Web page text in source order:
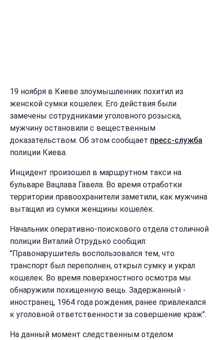
19 ноября в Киеве злоумышленник похитил из
женской сумки кошелек. Его действия были
замечены сотрудниками уголовного розыска,
мужчину остановили с вещественным
доказательством. Об этом сообщает пресс-служба
полиции Киева.
Инцидент произошел в маршрутном такси на
бульваре Вацлава Гавела. Во время отработки
территории правоохранители заметили, как мужчина
вытащил из сумки женщины кошелек.
Начальник оперативно-поискового отдела столичной
полиции Виталий Отрудько сообщил:
"Правонарушитель воспользовался тем, что
транспорт был переполнен, открыл сумку и украл
кошелек. Во время поверхностного осмотра мы
обнаружили похищенную вещь. Задержанный -
иностранец, 1964 года рождения, ранее привлекался
к уголовной ответственности за совершение краж".
На данный момент следственным отделом